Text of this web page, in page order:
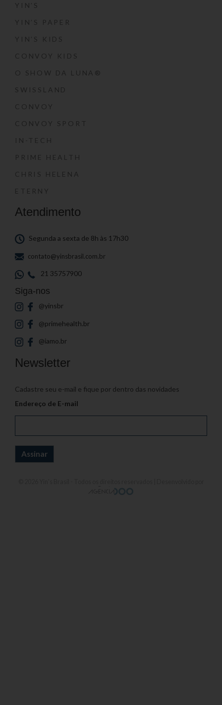
YIN’S
YIN’S PAPER
YIN’S KIDS
CONVOY KIDS
O SHOW DA LUNA®
SWISSLAND
CONVOY
CONVOY SPORT
IN-TECH
PRIME HEALTH
CHRIS HELENA
ETERNY
Atendimento
Segunda a sexta de 8h às 17h30
contato@yinsbrasil.com.br
21 35757900
Siga-nos
@yinsbr
@primehealth.br
@iamo.br
Newsletter
Cadastre seu e-mail e fique por dentro das novidades
Endereço de E-mail